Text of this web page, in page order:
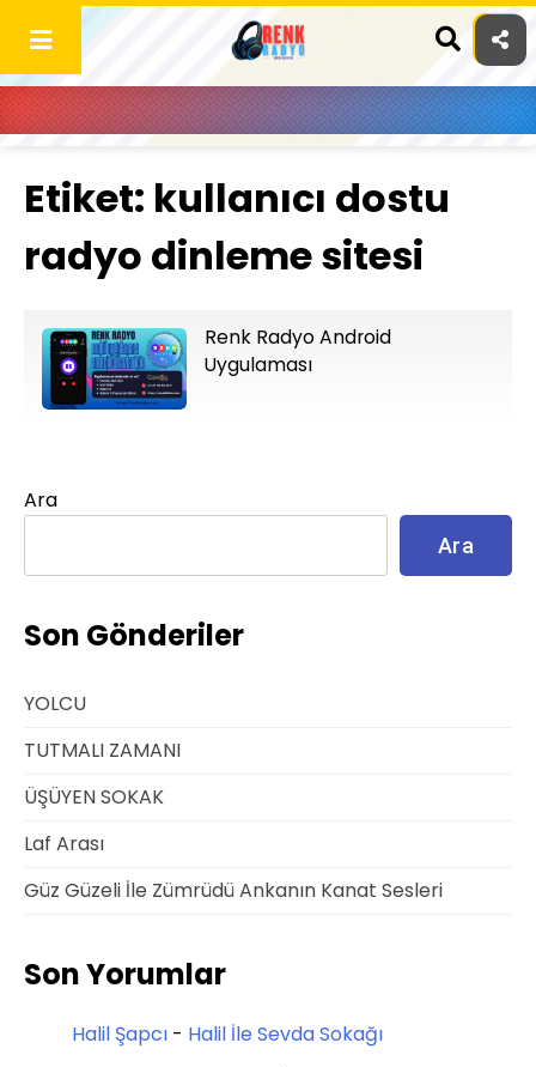
content
Etiket: kullanıcı dostu
radyo dinleme sitesi
Renk Radyo Android
Uygulaması
Ara
Ara
Son Gönderiler
YOLCU
TUTMALI ZAMANI
ÜŞÜYEN SOKAK
Laf Arası
Güz Güzeli İle Zümrüdü Ankanın Kanat Sesleri
Son Yorumlar
Halil Şapcı - Halil İle Sevda Sokağı